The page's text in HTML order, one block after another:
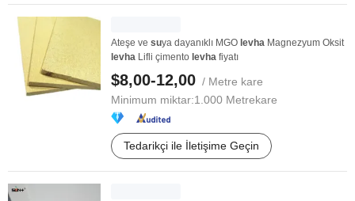
Ateşe ve suya dayanıklı MGO levha Magnezyum Oksit
levha Lifli çimento levha fiyatı
$8,00-12,00 / Metre kare
Minimum miktar:1.000 Metrekare
Tedarikçi ile İletişime Geçin